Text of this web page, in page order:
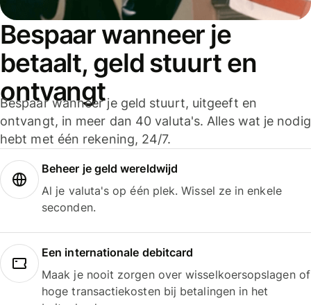
Bespaar wanneer je
betaalt, geld stuurt en
ontvangt
Bespaar wanneer je geld stuurt, uitgeeft en
ontvangt, in meer dan 40 valuta's. Alles wat je nodig
hebt met één rekening, 24/7.
Beheer je geld wereldwijd
Al je valuta's op één plek. Wissel ze in enkele
seconden.
Een internationale debitcard
Maak je nooit zorgen over wisselkoersopslagen of
hoge transactiekosten bij betalingen in het